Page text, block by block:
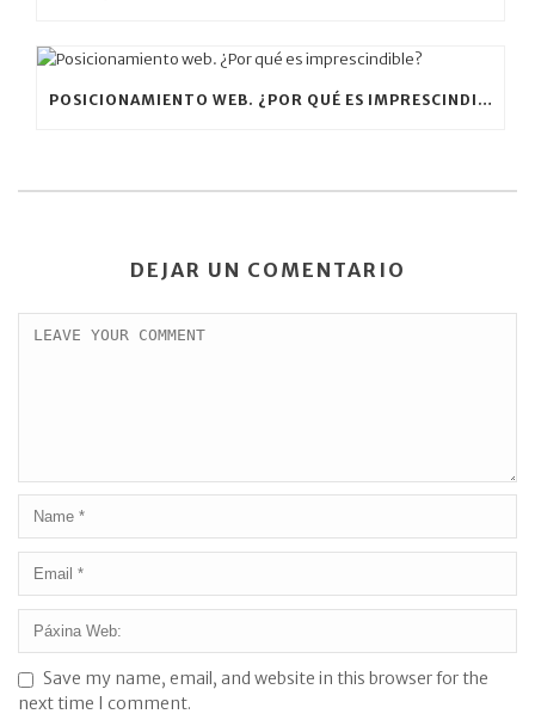
POSICIONAMIENTO WEB. ¿POR QUÉ ES IMPRESCINDIBLE?
DEJAR UN COMENTARIO
Save my name, email, and website in this browser for the
next time I comment.